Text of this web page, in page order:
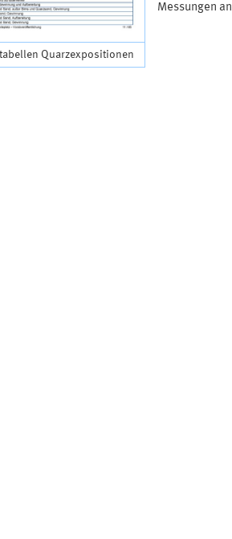
Quarzexpositionen
Messungen